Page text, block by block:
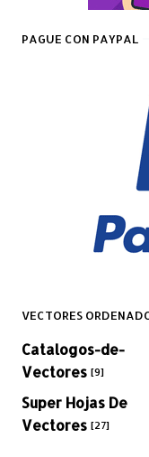
PAGUE CON PAYPAL
VECTORES
Catalogos-de-
Vectores [9]
Super Hojas De
Vectores [27]